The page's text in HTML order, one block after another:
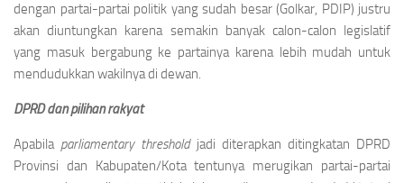
dengan partai-partai politik yang sudah besar (Golkar, PDIP) justru
akan diuntungkan karena semakin banyak calon-calon legislatif
yang masuk bergabung ke partainya karena lebih mudah untuk
mendudukkan wakilnya di dewan.
DPRD danpilihan rakyat
Apabila parliamentary thresholdjadi diterapkan ditingkatan DPRD
Provinsi dan Kabupaten/Kota tentunya merugikan partai-partai